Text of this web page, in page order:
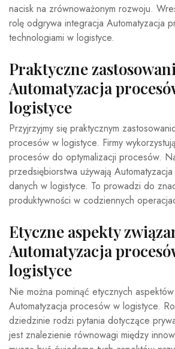
nacisk na zrównoważonym rozwoju.
rolę odgrywa integracja Automatyzacja
technologiami w logistyce.
Praktyczne
Automatyzacja
logistyce
Przyjrzyjmy się praktycznym
procesów w logistyce. Firmy
procesów do optymalizacji procesów.
przedsiębiorstwa używają
danych w logistyce. To prowadzi do
produktywności w codziennych
Etyczne aspekty
Automatyzacja
logistyce
Nie można pominąć etycznych
Automatyzacja procesów w logistyce.
dziedzinie rodzi pytania dotyczące
jest znalezienie równowagi między